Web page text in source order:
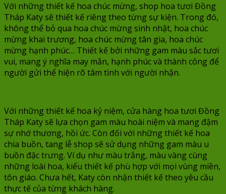
Với những thiết kế hoa chúc mừng, shop hoa tươi Đồng
Tháp Katy sẽ thiết kế riêng theo từng sự kiện. Trong đó,
không thể bỏ qua hoa chúc mừng sinh nhật, hoa chúc
mừng khai trương, hoa chúc mừng tân gia, hoa chúc
mừng hạnh phúc… Thiết kế bởi những gam màu sắc tươi
vui, mang ý nghĩa may mắn, hạnh phúc và thành công để
người gửi thể hiện rõ tâm tình với người nhận.
Với những thiết kế hoa kỷ niệm, cửa hàng hoa tươi Đồng
Tháp Katy sẽ lựa chọn gam màu hoài niệm và mang đậm
sự nhớ thương, hồi ức. Còn đối với những thiết kế hoa
chia buồn, tang lễ shop sẽ sử dụng những gam màu u
buồn đặc trưng. Ví dụ như màu trắng, màu vàng cùng
những loài hoa, kiểu thiết kế phù hợp với mọi vùng miền,
tôn giáo. Chưa hết, Katy còn nhận thiết kế theo yêu cầu
thực tế của từng khách hàng.